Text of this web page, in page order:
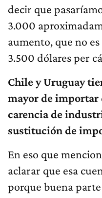
decir que
3.000
aumento, que no
3.500 dólares per
Chile y Uruguay
mayor de importar
carencia de
sustitución de
En eso que
aclarar que esa
porque buena